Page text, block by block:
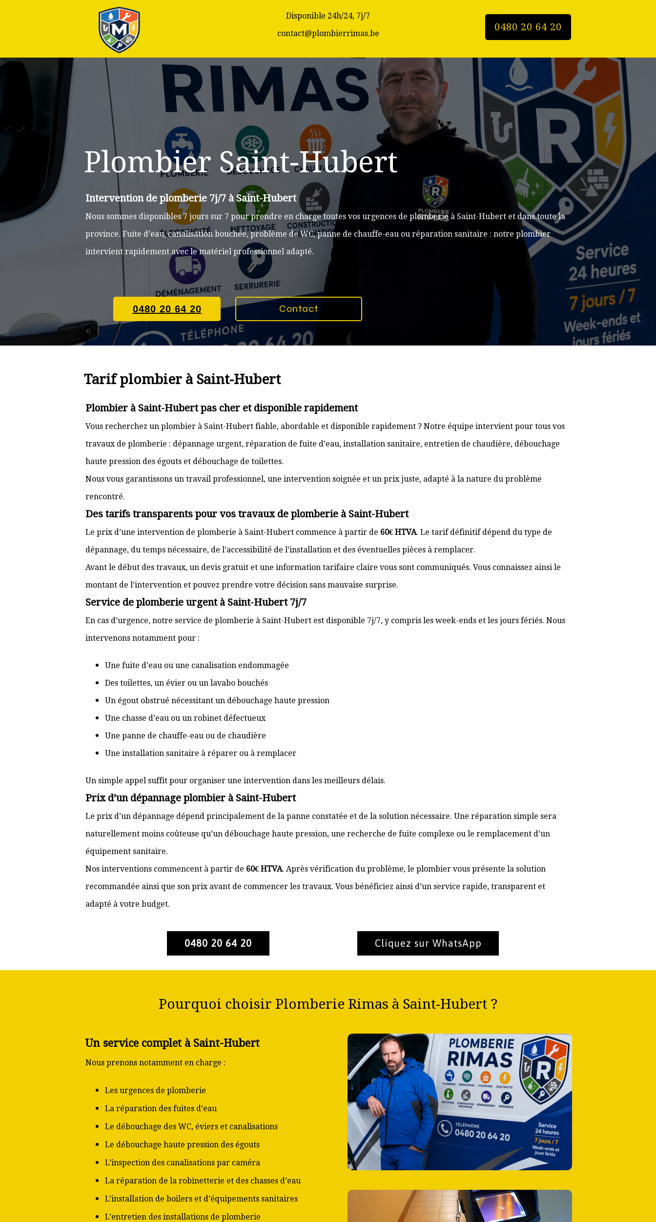
0480 20 64 20
Disponible 24h/24, 7j/7
contact@plombierrimas.be
Plombier Saint-Hubert
Intervention de plomberie 7j/7 à Saint-Hubert
Nous sommes disponibles 7 jours sur 7 pour prendre en charge toutes vos urgences de plomberie à Saint-Hubert et dans toute la
province. Fuite d’eau, canalisation bouchée, problème de WC, panne de chauffe-eau ou réparation sanitaire : notre plombier
intervient rapidement avec le matériel professionnel adapté.
0480 20 64 20 Contact
Tarif plombier à Saint-Hubert
Plombier à Saint-Hubert pas cher et disponible rapidement
Vous recherchez un plombier à Saint-Hubert fiable, abordable et disponible rapidement ? Notre équipe intervient pour tous vos
travaux de plomberie : dépannage urgent, réparation de fuite d’eau, installation sanitaire, entretien de chaudière, débouchage
haute pression des égouts et débouchage de toilettes.
Nous vous garantissons un travail professionnel, une intervention soignée et un prix juste, adapté à la nature du problème
rencontré.
Des tarifs transparents pour vos travaux de plomberie à Saint-Hubert
Le prix d’une intervention de plomberie à Saint-Hubert commence à partir de 60€ HTVA. Le tarif définitif dépend du type de
dépannage, du temps nécessaire, de l’accessibilité de l’installation et des éventuelles pièces à remplacer.
Avant le début des travaux, un devis gratuit et une information tarifaire claire vous sont communiqués. Vous connaissez ainsi le
montant de l’intervention et pouvez prendre votre décision sans mauvaise surprise.
Service de plomberie urgent à Saint-Hubert 7j/7
En cas d’urgence, notre service de plomberie à Saint-Hubert est disponible 7j/7, y compris les week-ends et les jours fériés. Nous
intervenons notamment pour :
Une fuite d’eau ou une canalisation endommagée
Des toilettes, un évier ou un lavabo bouchés
Un égout obstrué nécessitant un débouchage haute pression
Une chasse d’eau ou un robinet défectueux
Une panne de chauffe-eau ou de chaudière
Une installation sanitaire à réparer ou à remplacer
Un simple appel suffit pour organiser une intervention dans les meilleurs délais.
Prix d’un dépannage plombier à Saint-Hubert
Le prix d’un dépannage dépend principalement de la panne constatée et de la solution nécessaire. Une réparation simple sera
naturellement moins coûteuse qu’un débouchage haute pression, une recherche de fuite complexe ou le remplacement d’un
équipement sanitaire.
Nos interventions commencent à partir de 60€ HTVA. Après vérification du problème, le plombier vous présente la solution
recommandée ainsi que son prix avant de commencer les travaux. Vous bénéficiez ainsi d’un service rapide, transparent et
adapté à votre budget.
0480 20 64 20 Cliquez sur WhatsApp
Pourquoi choisir Plomberie Rimas à Saint-Hubert ?
Un service complet à Saint-Hubert
Nous prenons notamment en charge :
Les urgences de plomberie
La réparation des fuites d’eau
Le débouchage des WC, éviers et canalisations
Le débouchage haute pression des égouts
L’inspection des canalisations par caméra
La réparation de la robinetterie et des chasses d’eau
L’installation de boilers et d’équipements sanitaires
L’entretien des installations de plomberie